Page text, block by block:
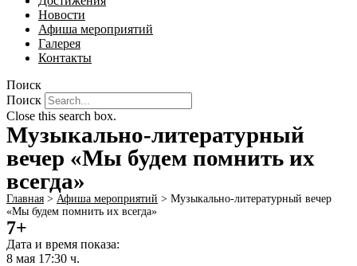
Новости
Афиша мероприятий
Галерея
Контакты
Поиск
Поиск
Close this search box.
Музыкально-литературный
вечер «Мы будем помнить их
всегда»
Главная > Афиша мероприятий > Музыкально-литературный вечер
«Мы будем помнить их всегда»
7+
Дата и время показа:
8 мая 17:30 ч.